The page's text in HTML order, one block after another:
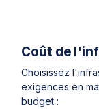
Coût de
Choisissez
exigences en
budget :